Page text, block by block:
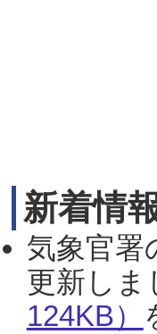
新着情
気象官署
更新しま
124KB）